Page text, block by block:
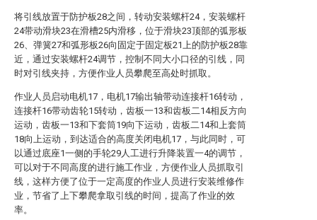
将引线放置于防护板28之间，转动安装螺杆24，安装螺杆
24带动滑块23在滑槽25内滑移，位于滑块23顶部的弧形板
26、弹簧27和弧形板26向固定于固定板21上的防护板28靠
近，通过安装螺杆24调节，控制不同大小口径的引线，同
时对引线夹持，方便作业人员攀爬至高处时抓取。
作业人员启动电机17，电机17输出轴带动连接杆16转动，
连接杆16带动齿轮15转动，齿板一13和齿板二14相反方向
运动，齿板一13和下套筒19向下运动，齿板二14和上套筒
18向上运动，到达适合的高度关闭电机17，与此同时，可
以通过底座1一侧的手轮29人工进行升降装置一4的调节，
可以对于不同高度的进行施工作业，方便作业人员抓取引
线，这样方便了位于一定高度的作业人员进行安装维修作
业，节省了上下攀爬拿取引线的时间，提高了作业的效
率。